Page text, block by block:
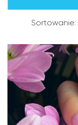
Sortowanie: